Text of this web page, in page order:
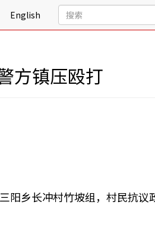
English
方镇压殴打
阳乡长冲村竹坡组，村民抗